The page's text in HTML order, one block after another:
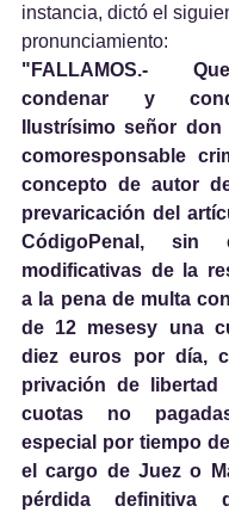
instancia, dictó el
pronunciamiento:
"FALLAMOS.-
condenar y
Ilustrísimo señor
comoresponsable
concepto de autor
prevaricación del
CódigoPenal, sin
modificativas de la
a la pena de multa
de 12 mesesy una
diez euros por día,
privación de
cuotas no
especial por tiempo
el cargo de Juez o
pérdida definitiva